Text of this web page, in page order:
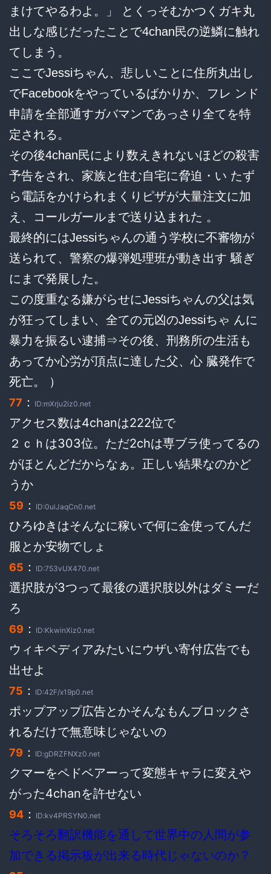
まけてやるわよ。」 とくっそむかつくガキ丸
出しな感じだったことで4chan民の逆鱗に触れ
てしまう。
ここでJessiちゃん、悲しいことに住所丸出し
でFacebookをやっているばかりか、フレ ンド
申請を全部通すガバマンであっさり全てを特
定される。
その後4chan民により数えきれないほどの殺害
予告をされ、家族と住む自宅に脅迫・い たず
ら電話をかけられまくりピザが大量注文に加
え、コールガールまで送り込まれた 。
最終的にはJessiちゃんの通う学校に不審物が
送られて、警察の爆弾処理班が動き出す 騒ぎ
にまで発展した。
この度重なる嫌がらせにJessiちゃんの父は気
が狂ってしまい、全ての元凶のJessiちゃ んに
暴力を振るい逮捕⇒その後、刑務所の生活も
あってか心労が頂点に達した父、心 臓発作で
死亡。 ）
77 ： ID:mXrju2iz0.net
アクセス数は4chanは222位で
２ｃｈは303位。ただ2chは専ブラ使ってるの
がほとんどだからなぁ。正しい結果なのかど
うか
59 ： ID:0uiJaqCn0.net
ひろゆきはそんなに稼いで何に金使ってんだ
服とか安物でしょ
65 ： ID:753vUX470.net
選択肢が3つって最後の選択肢以外はダミーだ
ろ
69 ： ID:KkwinXiz0.net
ウィキペディアみたいにウザい寄付広告でも
出せよ
75 ： ID:42F/x19p0.net
ポップアップ広告とかそんなもんブロックさ
れるだけで無意味じゃないの
79 ： ID:gDRZFNXz0.net
クマーをペドベアーって変態キャラに変えや
がった4chanを許せない
94 ： ID:kv4PRSYN0.net
そろそろ翻訳機能を通して世界中の人間が参
加できる掲示板が出来る時代じゃないのか？